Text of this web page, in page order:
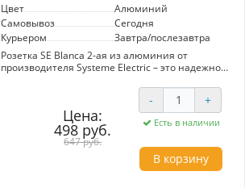
Цвет
Алюминий
Самовывоз
Сегодня
Курьером
Завтра/послезавтра
Розетка SE Blanca 2-ая из алюминия от
производителя Systeme Electric – это надежное
Оснащенная защитными шторками и
изолирующей пластиной, она обеспечивает
безопасное подключение электрических
устройств, что особенно важно в помещениях
с детьми или животными. Элегантный
алюминиевый цвет гармонично вписывается
в любой интерьер, добавляя современный
Цена:
498 руб.
647 руб.
- +
Есть в наличии
В корзину